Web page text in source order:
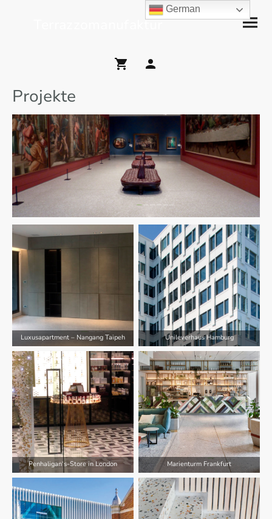
Terrazzomanufaktur
Projekte
Luxusapartment – Nangang Taipeh Unileverhaus Hamburg
Penhaligan‘s-Store in London Marienturm Frankfurt
German